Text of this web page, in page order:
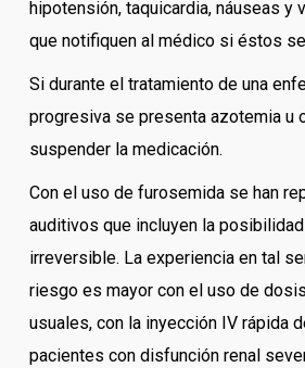
hipotensión, taquicardia, náuseas y
que notifiquen al médico si éstos
Si durante el tratamiento de una
progresiva se presenta azotemia u
suspender la medicación.
Con el uso de furosemida se han
auditivos que incluyen la
irreversible. La experiencia en tal
riesgo es mayor con el uso de
usuales, con la inyección IV rápida
pacientes con disfunción renal